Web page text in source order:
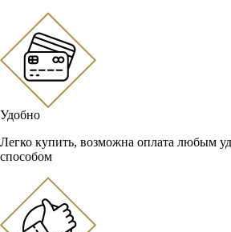
Удобно
Легко купить, возможна оплата любым
способом